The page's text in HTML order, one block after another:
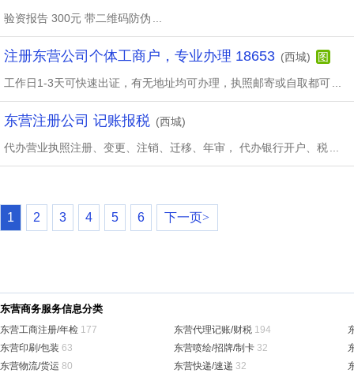
验资报告 300元 带二维码防伪
注册东营公司个体工商户，专业办理 18653 (西城) 图
工作日1-3天可快速出证，有无地址均可办理，执照邮寄或自取都可
东营注册公司 记账报税 (西城)
代办营业执照注册、变更、注销、迁移、年审， 代办银行开户、税
1 2 3 4 5 6 下一页>
东营商务服务信息分类
东营工商注册/年检 177 东营代理记账/财税 194
东营印刷/包装 63 东营喷绘/招牌/制卡 32
东营物流/货运 80 东营快递/速递 32